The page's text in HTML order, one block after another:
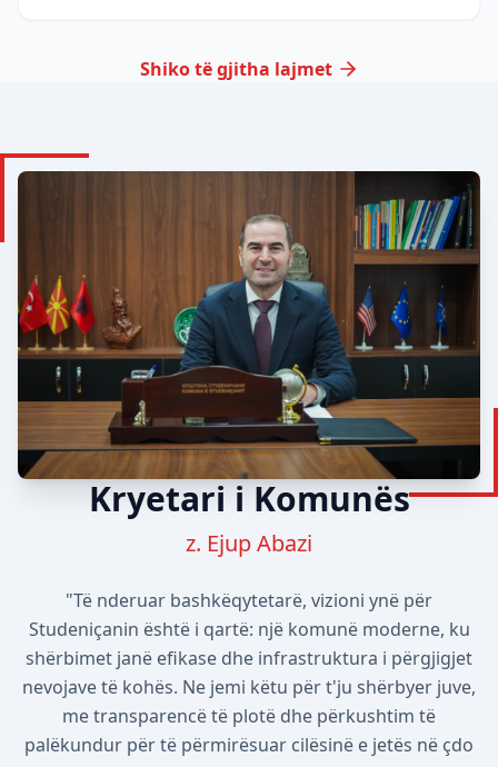
Shiko të gjitha lajmet
Kryetari i Komunës
z. Ejup Abazi
"Të nderuar bashkëqytetarë, vizioni ynë për
Studeniçanin është i qartë: një komunë moderne, ku
shërbimet janë efikase dhe infrastruktura i përgjigjet
nevojave të kohës. Ne jemi këtu për t'ju shërbyer juve,
me transparencë të plotë dhe përkushtim të
palëkundur për të përmirësuar cilësinë e jetës në çdo